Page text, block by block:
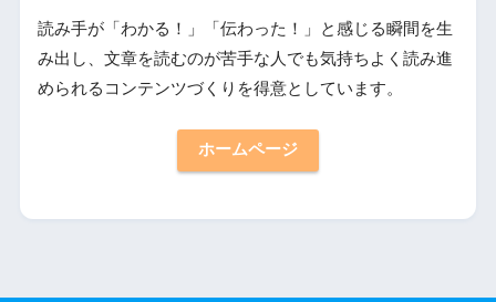
読み手が「わかる！」「伝わった！」と感じる瞬間を生
み出し、文章を読むのが苦手な人でも気持ちよく読み進
められるコンテンツづくりを得意としています。
ホームページ